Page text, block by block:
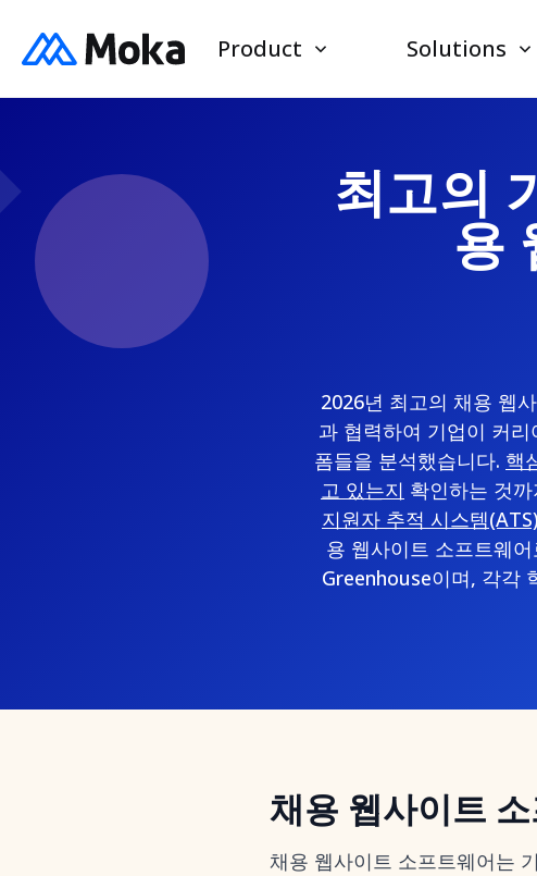
Product Solutions
최고의
용
2026년 최고의 채용 웹
과 협력하여 기업이 커
폼들을 분석했습니다. 핵
고 있는지 확인하는 것
지원자 추적 시스템(ATS)
용 웹사이트 소프트웨
Greenhouse이며, 각각
채용 웹사이트
채용 웹사이트 소프트웨어는